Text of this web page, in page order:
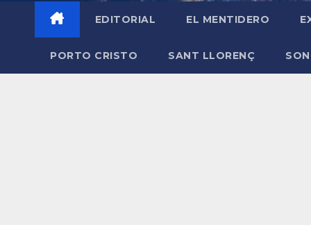
EDITORIAL EL MENTIDERO
PORTO CRISTO SANT LLORENÇ